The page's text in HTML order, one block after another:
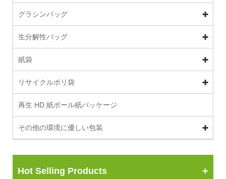
グラシンバッグ
生分解性バッグ
紙袋
リサイクルポリ袋
再生 HD 紙ボール紙パッケージ
その他の環境に優しい包装
Hot Selling Products